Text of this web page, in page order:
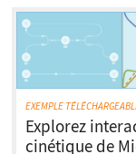
EXEMPLE
Explorez
cinétique de